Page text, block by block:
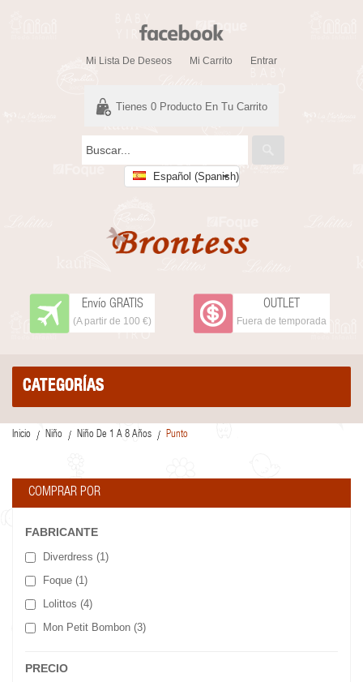
Mi Lista De Deseos Mi Carrito Entrar
Tienes 0 Producto En Tu Carrito
Español (Spanish)
Envío GRATIS
(A partir de 100 €)
OUTLET
Fuera de temporada
CATEGORÍAS
Inicio Niño Niño De 1 A 8 Años Punto
COMPRAR POR
FABRICANTE
Diverdress (1)
Foque (1)
Lolittos (4)
Mon Petit Bombon (3)
PRECIO